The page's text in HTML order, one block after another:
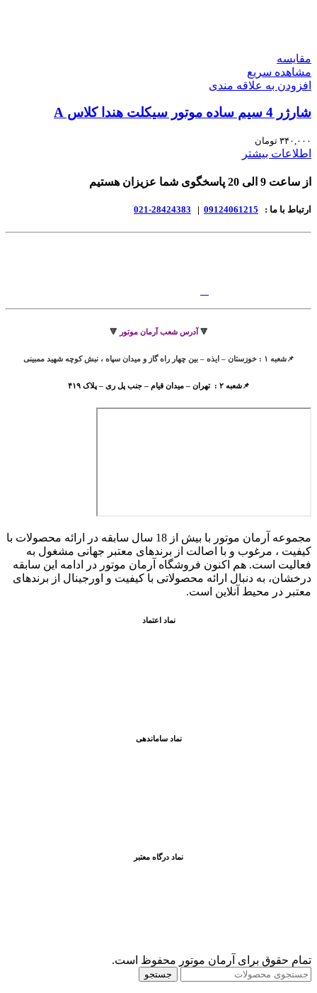
مقایسه
مشاهده سریع
افزودن به علاقه مندی
شارژر 4 سیم ساده موتور سیکلت هندا کلاس A
۳۴۰,۰۰۰ تومان
اطلاعات بیشتر
از ساعت 9 الی 20 پاسخگوی شما عزیزان هستیم
ارتباط با ما : 09124061215
|
28424383-021
🔻 آدرس شعب آرمان موتور 🔻
📌شعبه ۱ : خوزستان – ایذه – بین چهار راه گاز و میدان سپاه ، نبش کوچه شهید ممبینی
📌شعبه ۲ : تهران – میدان قیام – جنب پل ری – پلاک ۴۱۹
مجموعه آرمان موتور با بیش از 18 سال سابقه در ارائه محصولات با
کيفيت ، مرغوب و با اصالت از برندهای معتبر جهانی مشغول به
فعاليت است. هم اکنون فروشگاه آرمان موتور در ادامه اين سابقه
درخشان، به دنبال ارائه محصولاتی با کيفيت و اورجينال از برندهای
معتبر در محيط آنلاين است.
نماد اعتماد
نماد ساماندهی
نماد درگاه معتبر
تمام حقوق برای آرمان موتور محفوظ است.
جستجو